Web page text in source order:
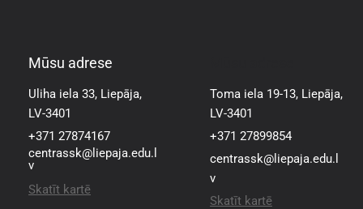
Mūsu adrese
Uliha iela 33, Liepāja,
LV-3401
+371 27874167
centrassk@liepaja.edu.l
v
Skatīt kartē
Toma iela 19-13, Liepāja,
LV-3401
+371 27899854
centrassk@liepaja.edu.l
v
Skatīt kartē